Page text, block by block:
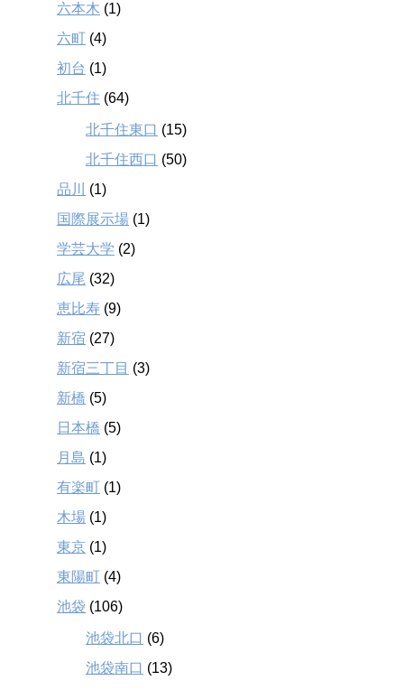
六本木 (1)
六町 (4)
初台 (1)
北千住 (64)
北千住東口 (15)
北千住西口 (50)
品川
(1)
国際展示場 (1)
学芸大学 (2)
広尾 (32)
恵比寿 (9)
新宿 (27)
新宿三丁目 (3)
新橋 (5)
日本橋 (5)
月島 (1)
有楽町 (1)
木場 (1)
東京 (1)
東陽町 (4)
池袋 (106)
池袋北口 (6)
池袋南口 (13)